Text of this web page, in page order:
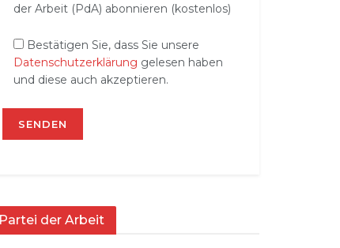
der Arbeit (PdA) abonnieren (kostenlos)
Bestätigen Sie, dass Sie unsere
Datenschutzerklärung gelesen haben
und diese auch akzeptieren.
Partei der Arbeit